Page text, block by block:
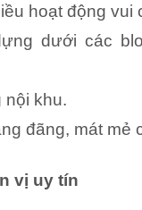
hoạt động vui
dưới các
nội khu.
đãng, mát mẻ
vị uy tín